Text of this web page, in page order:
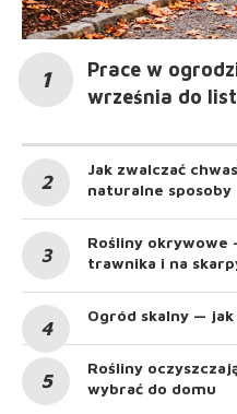
Prace w
września do
Jak zwalczać
naturalne sposoby
Rośliny okrywowe
trawnika i na
Ogród skalny —
Rośliny
wybrać do domu